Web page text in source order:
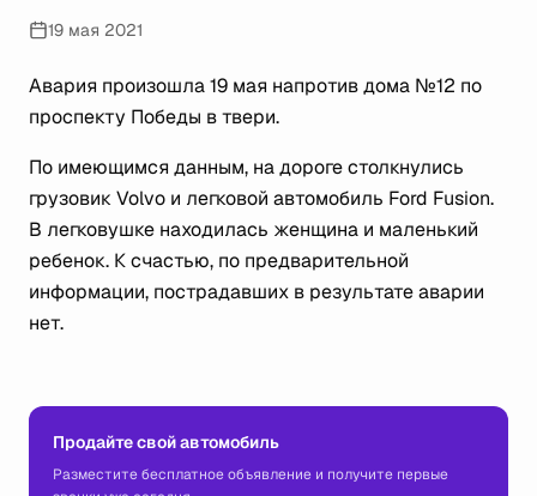
19 мая 2021
Авария произошла 19 мая напротив дома №12 по
проспекту Победы в твери.
По имеющимся данным, на дороге столкнулись
грузовик Volvo и легковой автомобиль Ford Fusion.
В легковушке находилась женщина и маленький
ребенок. К счастью, по предварительной
информации, пострадавших в результате аварии
нет.
Продайте свой автомобиль
Разместите бесплатное объявление и получите первые